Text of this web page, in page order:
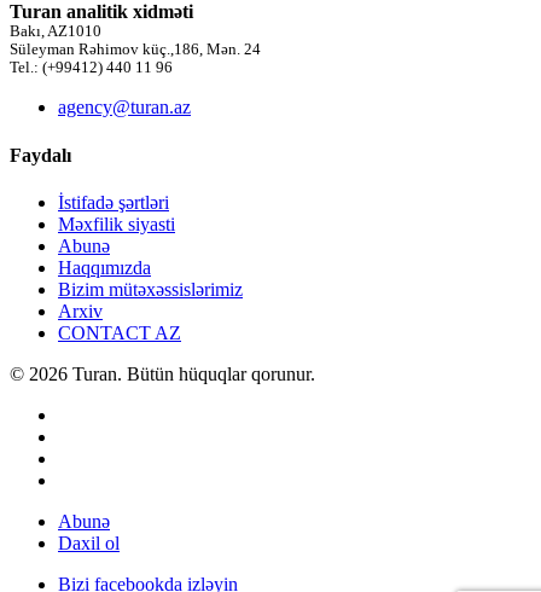
Turan analitik xidməti
Bakı, AZ1010
Süleyman Rəhimov küç.,186, Mən. 24
Tel.: (+99412) 440 11 96
agency@turan.az
Faydalı
İstifadə şərtləri
Məxfilik siyasti
Abunə
Haqqımızda
Bizim mütəxəssislərimiz
Arxiv
CONTACT AZ
© 2026 Turan. Bütün hüquqlar qorunur.
Abunə
Daxil ol
Bizi facebookda izləyin